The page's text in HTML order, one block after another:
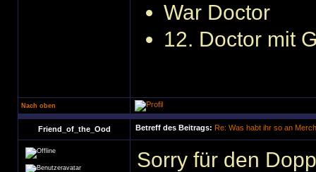
War Doctor
12. Doctor mit
Nach oben
Friend_of_the_Ood Betreff des Beitrags: Re: Was habt ihr so an
Sorry für den